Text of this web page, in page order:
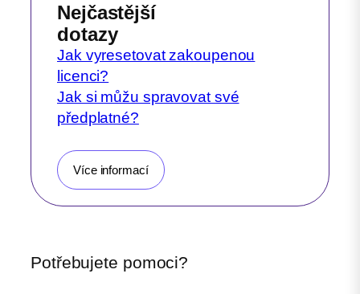
Nejčastější
dotazy
Jak vyresetovat zakoupenou
licenci?
Jak si můžu spravovat své
předplatné?
Více informací
Potřebujete pomoci?